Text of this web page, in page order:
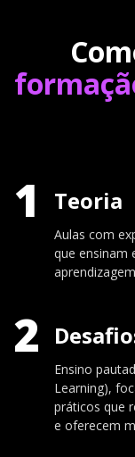
1 Teoria
Aulas com
que ensinam
2
Ensino
Learning),
práticos que
e oferecem